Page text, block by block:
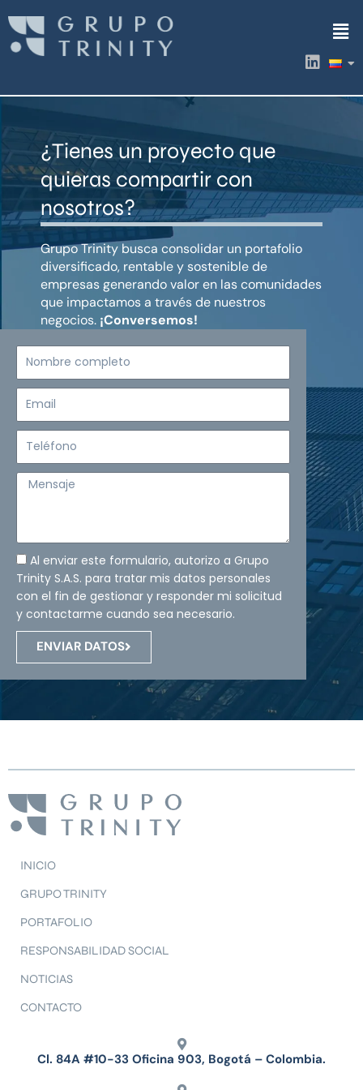
contenido
L
i
k
i
¿Tienes un proyecto que
quieras compartir con
nosotros?
Grupo Trinity busca consolidar un portafolio
diversificado, rentable y sostenible de
empresas generando valor en las comunidades
que impactamos a través de nuestros
negocios. ¡Conversemos!
Mensaje
Al enviar este formulario, autorizo a Grupo
Trinity S.A.S. para tratar mis datos personales
con el fin de gestionar y responder mi solicitud
y contactarme cuando sea necesario.
ENVIAR DATOS
INICIO
GRUPO TRINITY
PORTAFOLIO
RESPONSABILIDAD SOCIAL
NOTICIAS
CONTACTO
Cl. 84A #10-33 Oficina 903, Bogotá – Colombia.